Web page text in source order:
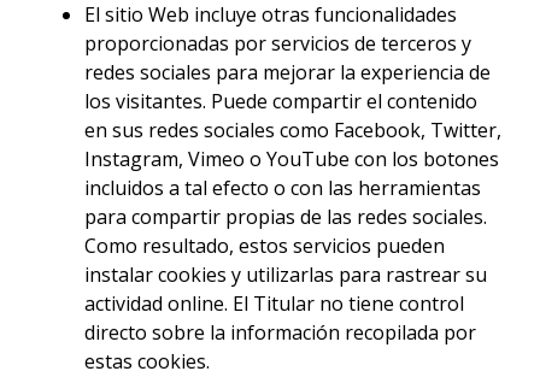
El sitio Web incluye otras funcionalidades
proporcionadas por servicios de terceros y
redes sociales para mejorar la experiencia de
los visitantes. Puede compartir el contenido
en sus redes sociales como Facebook, Twitter,
Instagram, Vimeo o YouTube con los botones
incluidos a tal efecto o con las herramientas
para compartir propias de las redes sociales.
Como resultado, estos servicios pueden
instalar cookies y utilizarlas para rastrear su
actividad online. El Titular no tiene control
directo sobre la información recopilada por
estas cookies.